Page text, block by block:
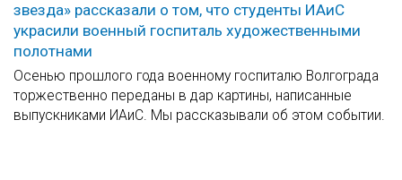
звезда» рассказали о том, что студенты ИАиС
украсили военный госпиталь художественными
полотнами
Осенью прошлого года военному госпиталю Волгограда
торжественно переданы в дар картины, написанные
выпускниками ИАиС. Мы рассказывали об этом событии.